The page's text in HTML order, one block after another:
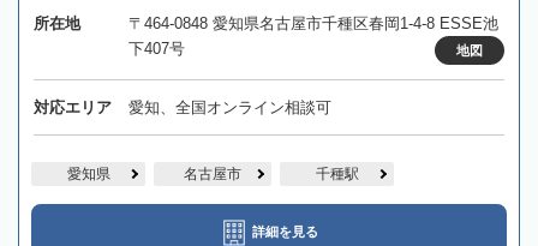
所在地
〒464-0848 愛知県名古屋市千種区春岡1-4-8 ESSE池
下407号
地図
対応エリア 愛知、全国オンライン相談可
愛知県 名古屋市 千種駅
詳細を見る